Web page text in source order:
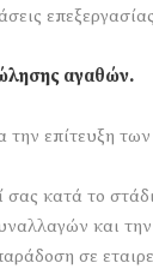
αγαθών.
την επίτευξη
κατά το
και
σε